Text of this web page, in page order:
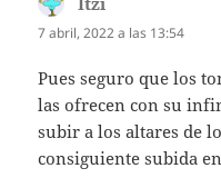
7 abril, 2022 a las 13:54
Pues seguro que los
las ofrecen con su
subir a los altares de
consiguiente subida